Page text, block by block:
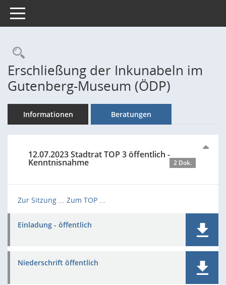
Toggle navigation
Rechercheauswahl
Erschließung der Inkunabeln im
Gutenberg-Museum (ÖDP)
Informationen Beratungen
12.07.2023 Stadtrat TOP 3 öffentlich -
Kenntnisnahme 2 Dok.
Zur Sitzung ... Zum TOP ...
Einladung - öffentlich
Niederschrift öffentlich